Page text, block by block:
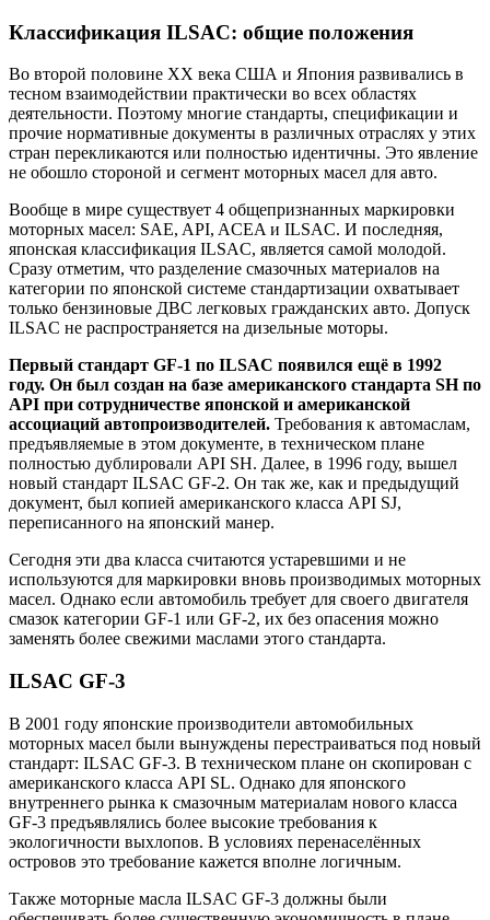
Классификация ILSAC: общие положения
Во второй половине XX века США и Япония развивались в
тесном взаимодействии практически во всех областях
деятельности. Поэтому многие стандарты, спецификации и
прочие нормативные документы в различных отраслях у этих
стран перекликаются или полностью идентичны. Это явление
не обошло стороной и сегмент моторных масел для авто.
Вообще в мире существует 4 общепризнанных маркировки
моторных масел: SAE, API, ACEA и ILSAC. И последняя,
японская классификация ILSAC, является самой молодой.
Сразу отметим, что разделение смазочных материалов на
категории по японской системе стандартизации охватывает
только бензиновые ДВС легковых гражданских авто. Допуск
ILSAC не распространяется на дизельные моторы.
Первый стандарт GF-1 по ILSAC появился ещё в 1992
году. Он был создан на базе американского стандарта SH по
API при сотрудничестве японской и американской
ассоциаций автопроизводителей. Требования к автомаслам,
предъявляемые в этом документе, в техническом плане
полностью дублировали API SH. Далее, в 1996 году, вышел
новый стандарт ILSAC GF-2. Он так же, как и предыдущий
документ, был копией американского класса API SJ,
переписанного на японский манер.
Сегодня эти два класса считаются устаревшими и не
используются для маркировки вновь производимых моторных
масел. Однако если автомобиль требует для своего двигателя
смазок категории GF-1 или GF-2, их без опасения можно
заменять более свежими маслами этого стандарта.
ILSAC GF-3
В 2001 году японские производители автомобильных
моторных масел были вынуждены перестраиваться под новый
стандарт: ILSAC GF-3. В техническом плане он скопирован с
американского класса API SL. Однако для японского
внутреннего рынка к смазочным материалам нового класса
GF-3 предъявлялись более высокие требования к
экологичности выхлопов. В условиях перенаселённых
островов это требование кажется вполне логичным.
Также моторные масла ILSAC GF-3 должны были